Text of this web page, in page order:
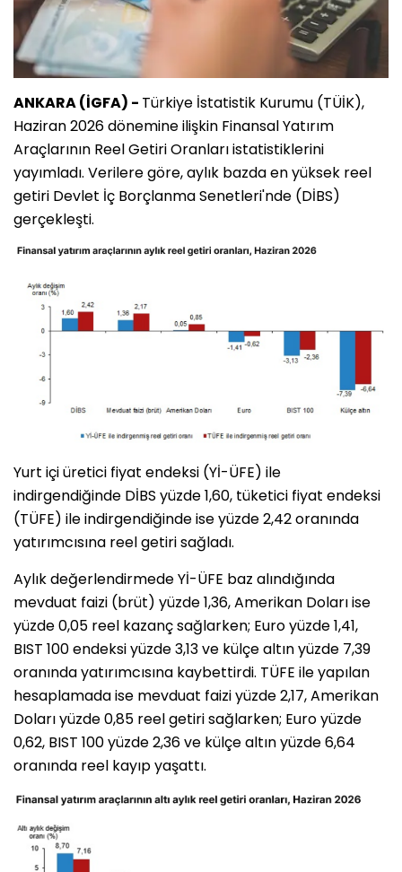
ANKARA (İGFA) - Türkiye İstatistik Kurumu (TÜİK),
Haziran 2026 dönemine ilişkin Finansal Yatırım
Araçlarının Reel Getiri Oranları istatistiklerini
yayımladı. Verilere göre, aylık bazda en yüksek reel
getiri Devlet İç Borçlanma Senetleri'nde (DİBS)
gerçekleşti.
Yurt içi üretici fiyat endeksi (Yİ-ÜFE) ile
indirgendiğinde DİBS yüzde 1,60, tüketici fiyat endeksi
(TÜFE) ile indirgendiğinde ise yüzde 2,42 oranında
yatırımcısına reel getiri sağladı.
Aylık değerlendirmede Yİ-ÜFE baz alındığında
mevduat faizi (brüt) yüzde 1,36, Amerikan Doları ise
yüzde 0,05 reel kazanç sağlarken; Euro yüzde 1,41,
BIST 100 endeksi yüzde 3,13 ve külçe altın yüzde 7,39
oranında yatırımcısına kaybettirdi. TÜFE ile yapılan
hesaplamada ise mevduat faizi yüzde 2,17, Amerikan
Doları yüzde 0,85 reel getiri sağlarken; Euro yüzde
0,62, BIST 100 yüzde 2,36 ve külçe altın yüzde 6,64
oranında reel kayıp yaşattı.